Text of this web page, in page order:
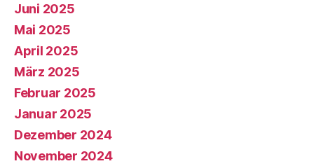
Juni 2025
Mai 2025
April 2025
März 2025
Februar 2025
Januar 2025
Dezember 2024
November 2024